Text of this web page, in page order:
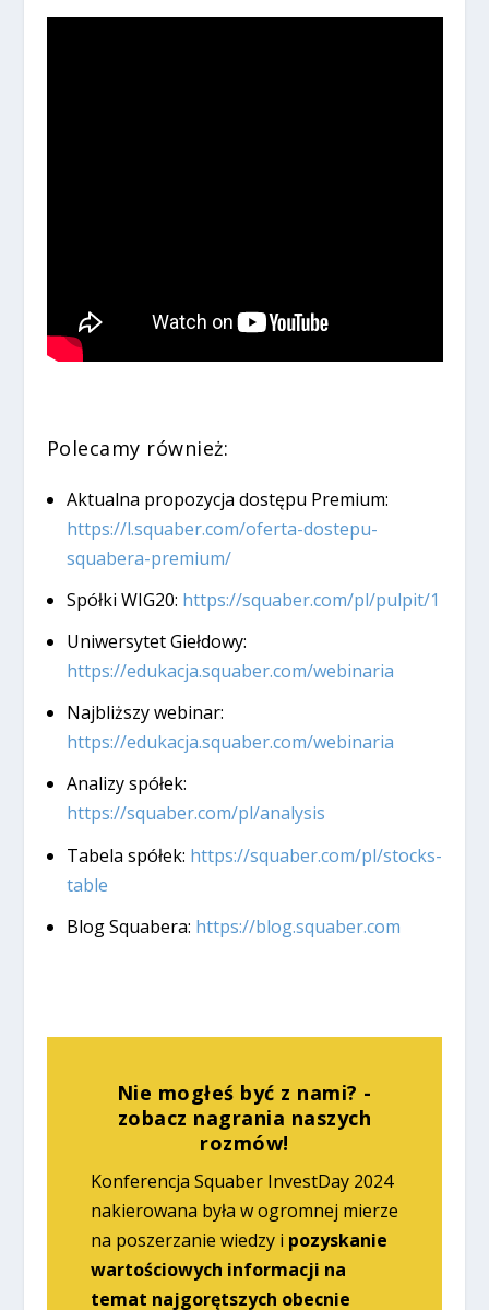
Polecamy również:
Aktualna propozycja dostępu Premium:
https://l.squaber.com/oferta-dostepu-
squabera-premium/
Spółki WIG20: https://squaber.com/pl/pulpit/1
Uniwersytet Giełdowy:
https://edukacja.squaber.com/webinaria
Najbliższy webinar:
https://edukacja.squaber.com/webinaria
Analizy spółek:
https://squaber.com/pl/analysis
Tabela spółek: https://squaber.com/pl/stocks-
table
Blog Squabera: https://blog.squaber.com
Nie mogłeś być z nami? -
zobacz nagrania naszych
rozmów!
Konferencja Squaber InvestDay 2024
nakierowana była w ogromnej mierze
na poszerzanie wiedzy i pozyskanie
wartościowych informacji na
temat najgorętszych obecnie